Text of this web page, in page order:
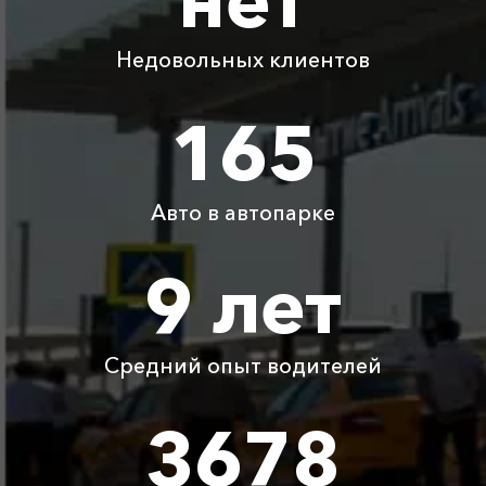
Абрау-Дюрсо ⇆
255 ₽ 510 ₽ 765 ₽
585 ₽ 1170 ₽ 1755 ₽
Абрау-Дюрсо ⇆
Абрау-Дюрсо ⇆
775 ₽ 1550 ₽ 2325 ₽ 3100 ₽
автокресло
Бесплатно Бесплатно
Недовольных клиентов
165
Авто в автопарке
9 лет
Средний опыт водителей
3678